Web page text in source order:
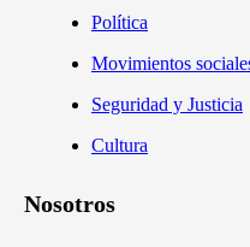
Política
Movimientos
Seguridad y Justicia
Cultura
Nosotros